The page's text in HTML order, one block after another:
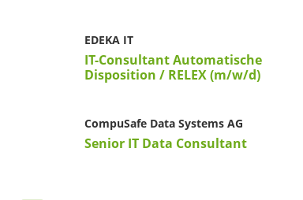
EDEKA IT
IT-​​Consultant Automatische
Disposition​ / RELEX (m/w/d)
CompuSafe Data Systems AG
Senior IT Data Consultant